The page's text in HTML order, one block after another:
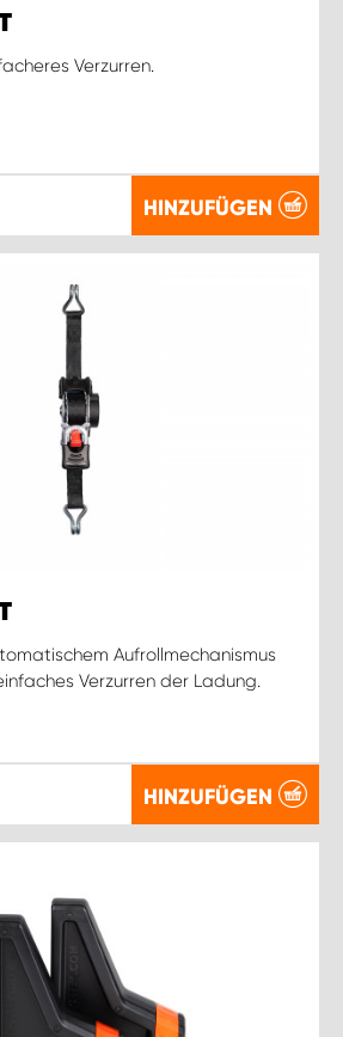
Verzurren.
HINZUFÜGEN
Aufrollmechanismus
Verzurren der Ladung.
HINZUFÜGEN